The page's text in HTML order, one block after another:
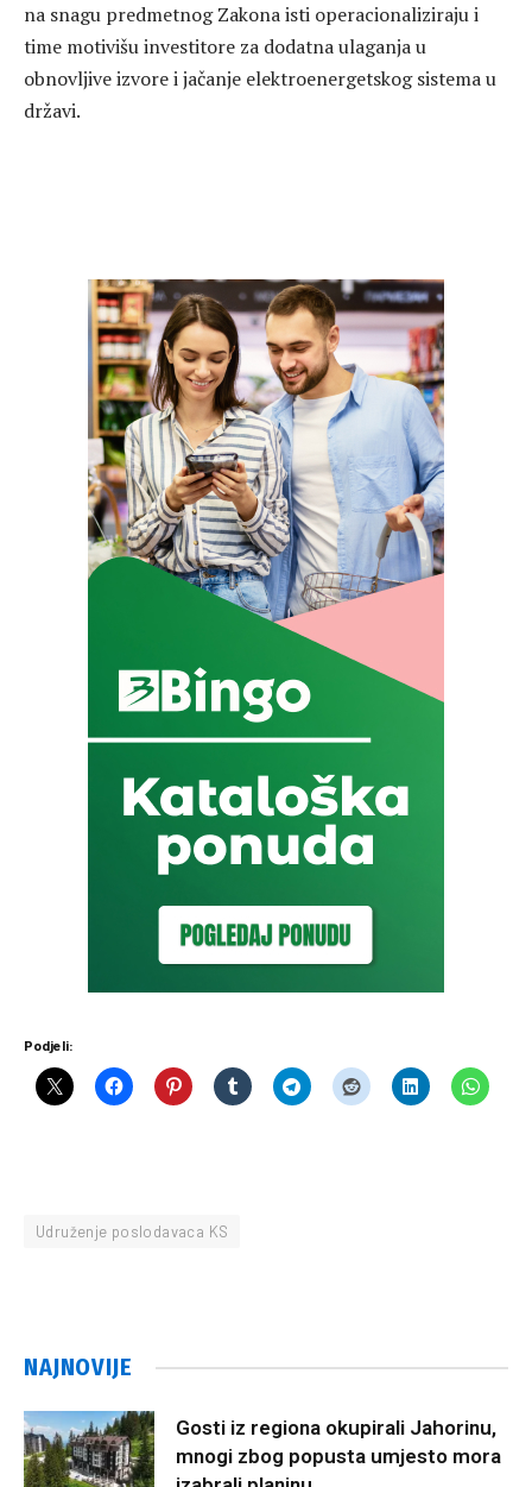
na snagu predmetnog Zakona isti operacionaliziraju i
time motivišu investitore za dodatna ulaganja u
obnovljive izvore i jačanje elektroenergetskog sistema u
državi.
Podjeli:
Udruženje poslodavaca KS
NAJNOVIJE
Gosti iz regiona okupirali Jahorinu,
mnogi zbog popusta umjesto mora